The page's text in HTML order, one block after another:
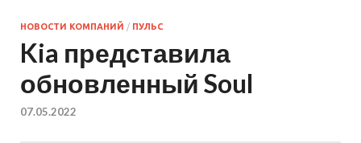
НОВОСТИ КОМПАНИЙ / ПУЛЬС
Kia представила
обновленный Soul
07.05.2022